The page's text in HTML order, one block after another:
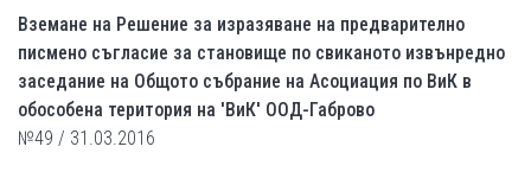
Вземане на Решение за изразяване на предварително
писмено съгласие за становище по свиканото извънредно
заседание на Общото събрание на Асоциация по ВиК в
обособена територия на 'ВиК' ООД-Габрово
№49 / 31.03.2016